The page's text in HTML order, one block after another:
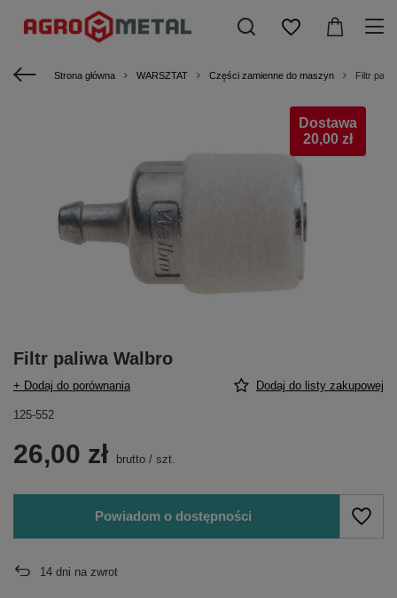
Strona główna WARSZTAT Części zamienne do maszyn Filtr
Dostawa
20,00 zł
Filtr paliwa Walbro
+ Dodaj do porównania Dodaj do listy zakupowej
125-552
26,00 zł brutto / szt.
Powiadom o dostępności
14 dni na zwrot